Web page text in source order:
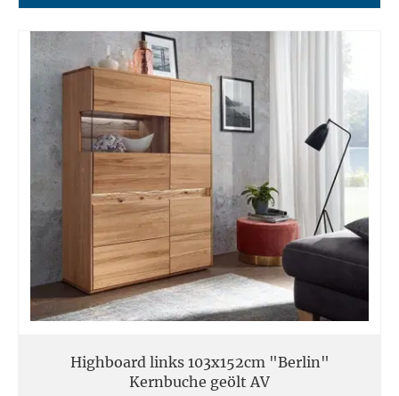
Highboard links 103x152cm "Berlin"
Kernbuche geölt AV